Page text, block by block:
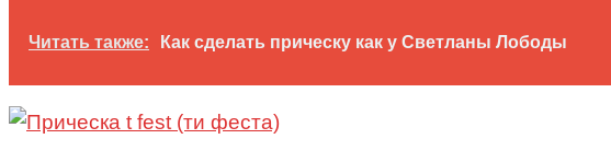
Читать также: Как сделать прическу как у Светланы Лободы